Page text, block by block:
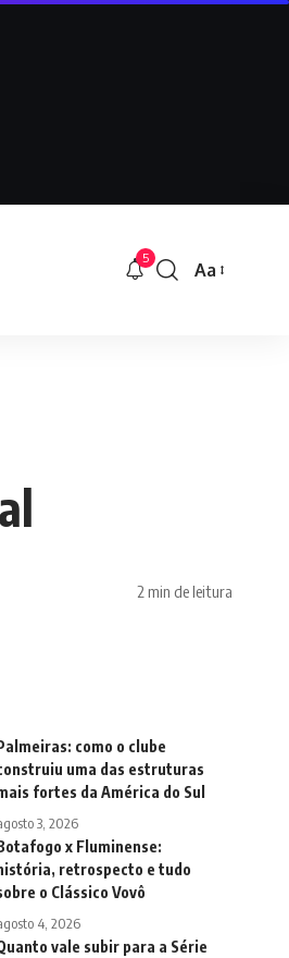
5
Aa
2 min de leitura
como o clube
uma das estruturas
fortes da América do Sul
3, 2026
x Fluminense:
história, retrospecto e tudo
o Clássico Vovô
4, 2026
vale subir para a Série